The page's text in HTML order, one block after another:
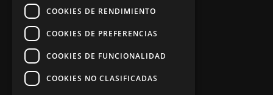
Síguenos
COOKIES DE RENDIMIENTO
COOKIES DE PREFERENCIAS
COOKIES DE FUNCIONALIDAD
COOKIES NO CLASIFICADAS